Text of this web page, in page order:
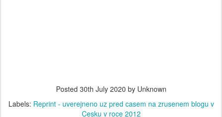
Posted 30th July 2020 by Unknown
Labels: Reprint - uverejneno uz pred casem na zrusenem blogu v
Cesku v roce 2012